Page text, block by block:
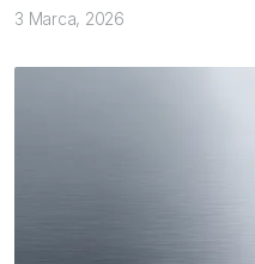
3 Marca, 2026